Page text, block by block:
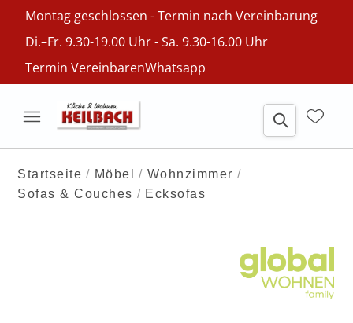
Montag geschlossen - Termin nach Vereinbarung
Di.–Fr. 9.30-19.00 Uhr - Sa. 9.30-16.00 Uhr
Termin VereinbarenWhatsapp
Startseite Möbel
Wohnzimmer
Sofas & Couches
Ecksofas